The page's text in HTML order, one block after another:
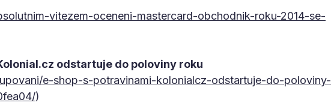
vitezem-oceneni-mastercard-obchodnik-roku-2014-se-
odstartuje do poloviny roku
e-shop-s-potravinami-kolonialcz-odstartuje-do-poloviny-
)